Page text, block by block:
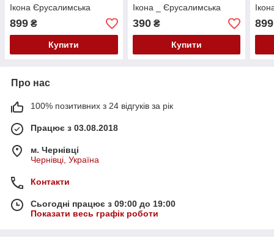
Ікона Єрусалимська
899 ₴
Купити
Ікона _ Єрусалимська
390₴
Купити
899
Про нас
100% позитивних з 24 відгуків за рік
Працює з 03.08.2018
м. Чернівці
Чернівці, Україна
Контакти
Сьогодні працює з 09:00 до 19:00
Показати весь графік роботи